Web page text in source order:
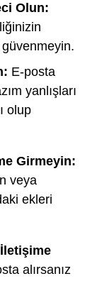
Olun:
E-posta
yanlışları
olup
Girmeyin:
veya
ekleri
alırsanız